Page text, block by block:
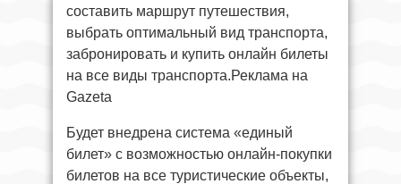
составить маршрут путешествия,
выбрать оптимальный вид транспорта,
забронировать и купить онлайн билеты
на все виды транспорта.Реклама на
Gazeta
Будет внедрена система «единый
билет» с возможностью онлайн-покупки
билетов на все туристические объекты,